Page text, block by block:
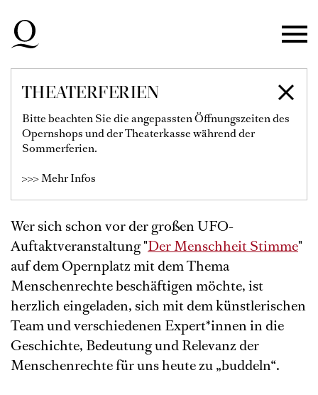
Zur Hauptnavigation springen
Zum Hauptinhalt springen
Zum Footer springen
THEATERFERIEN
Bitte beachten Sie die angepassten Öffnungszeiten des
Opernshops und der Theaterkasse während der
Sommerferien.
>>> Mehr Infos
AUSBUDDELN
Rahmenveranstaltungen zu "Der
Menschheit Stimme"
Wer sich schon vor der großen UFO-
Auftaktveranstaltung "Der Menschheit Stimme"
auf dem Opernplatz mit dem Thema
Menschenrechte beschäftigen möchte, ist
herzlich eingeladen, sich mit dem künstlerischen
Team und verschiedenen Expert*innen in die
Geschichte, Bedeutung und Relevanz der
Menschenrechte für uns heute zu „buddeln“.